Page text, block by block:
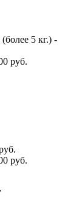
5 кг.) -
руб.
руб.